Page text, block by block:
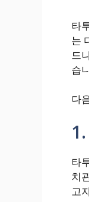
타
는
드
습
다
타
치
고